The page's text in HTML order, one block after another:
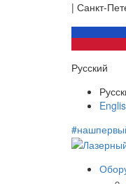
| Санкт-
Русский